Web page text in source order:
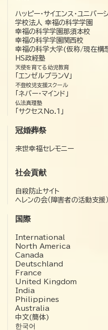
ハッピー・サイエンス・ユニバー
学校法人 幸福の科学学園
幸福の科学学園那須本校
幸福の科学学園関西校
幸福の科学大学(仮称/現在構
HS政経塾
天使を育てる幼児教育
「エンゼルプランV」
不登校児支援スクール
「ネバー・マインド」
仏法真理塾
「サクセスNo.1」
冠婚葬祭
来世幸福セレモニー
社会貢献
自殺防止サイト
ヘレンの会（障害者の活動支援）
国際
International
North America
Canada
Deutschland
France
United Kingdom
India
Philippines
Australia
中文(簡体)
한국어